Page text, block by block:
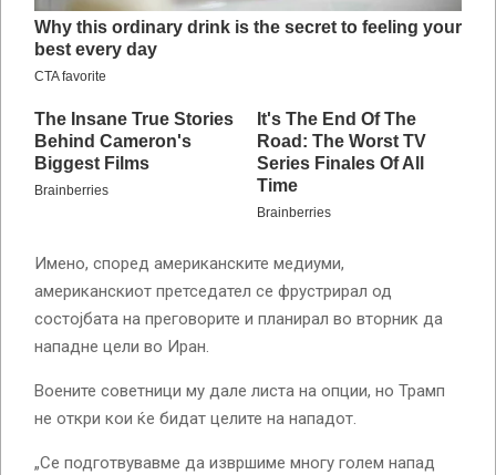
Имено, според американските медиуми,
американскиот претседател се фрустрирал од
состојбата на преговорите и планирал во вторник да
нападне цели во Иран.
Воените советници му дале листа на опции, но Трамп
не откри кои ќе бидат целите на нападот.
„Се подготвувавме да извршиме многу голем напад